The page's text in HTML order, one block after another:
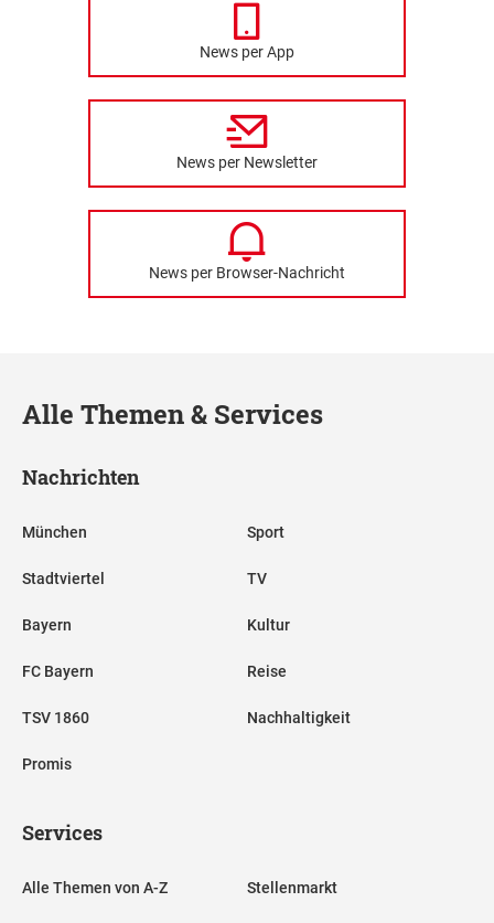
News per App
News per Newsletter
News per Browser-Nachricht
Alle Themen & Services
Nachrichten
München
Stadtviertel
Bayern
FC Bayern
TSV 1860
Promis
Sport
TV
Kultur
Reise
Nachhaltigkeit
Services
Alle Themen von A-Z Stellenmarkt